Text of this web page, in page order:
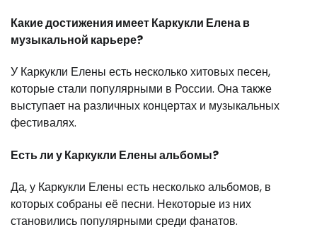
Какие достижения имеет Каркукли Елена в
музыкальной карьере?
У Каркукли Елены есть несколько хитовых песен,
которые стали популярными в России. Она также
выступает на различных концертах и музыкальных
фестивалях.
Есть ли у Каркукли Елены альбомы?
Да, у Каркукли Елены есть несколько альбомов, в
которых собраны её песни. Некоторые из них
становились популярными среди фанатов.